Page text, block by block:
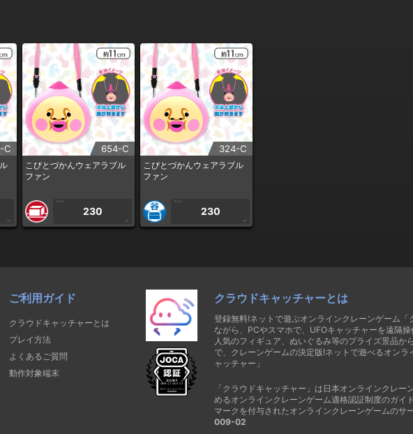
C
CP
654-C
こびとづかんウェアラブル
ファン
1PLAY
230
CP
324-C
こびとづかんウェアラブル
ファン
1PLAY
230
CP
ご利用ガイド
クラウドキャッチャーとは
プレイ方法
よくあるご質問
動作対象端末
クラウドキャッチャーとは
登録無料!ネットで遊ぶオンラインクレーンゲーム
ながら、PCやスマホで、UFOキャッチャーを遠隔操
人気のフィギュア、ぬいぐるみ等のプライズ景品か
で、クレーンゲームの決定版!ネットで遊べるオン
ャッチャー」
「クラウドキャッチャー」は日本オンラインクレ
めるオンラインクレーンゲーム適格認証制度のガイ
マークを付与されたオンラインクレーンゲームのサ
009-02